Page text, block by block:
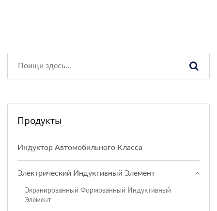
Продукты
Индуктор Автомобильного Класса
Электрический Индуктивный Элемент
Экранированный Формованный Индуктивный
Элемент